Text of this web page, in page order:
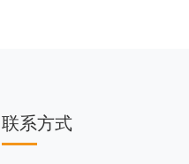
联系方式